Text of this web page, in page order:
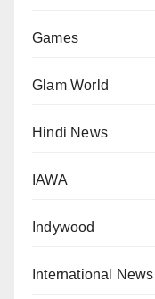
Games
Glam World
Hindi News
IAWA
Indywood
International News